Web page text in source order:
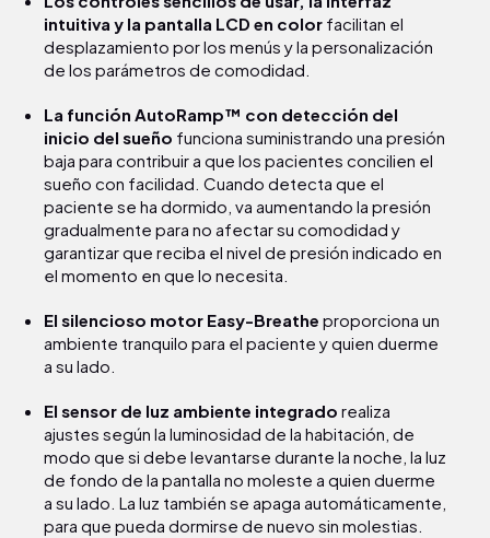
intuitiva y la pantalla LCD en color facilitan el
desplazamiento por los menús y la personalización
de los parámetros de comodidad.
La función AutoRamp™ con detección del
inicio del sueño funciona suministrando una presión
baja para contribuir a que los pacientes concilien el
sueño con facilidad. Cuando detecta que el
paciente se ha dormido, va aumentando la presión
gradualmente para no afectar su comodidad y
garantizar que reciba el nivel de presión indicado en
el momento en que lo necesita.
El silencioso motor Easy-Breathe proporciona un
ambiente tranquilo para el paciente y quien duerme
a su lado.
El sensor de luz ambiente integrado realiza
ajustes según la luminosidad de la habitación, de
modo que si debe levantarse durante la noche, la luz
de fondo de la pantalla no moleste a quien duerme
a su lado. La luz también se apaga automáticamente,
para que pueda dormirse de nuevo sin molestias.